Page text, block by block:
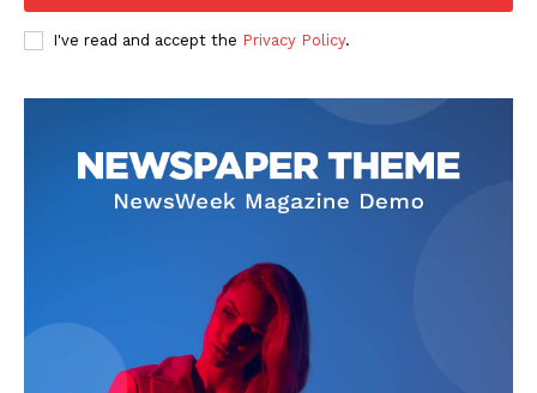
Subscription Plans
My account
I've read and accept the Privacy Policy.